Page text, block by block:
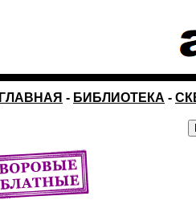
ГЛАВНАЯ - БИБЛИОТЕКА -